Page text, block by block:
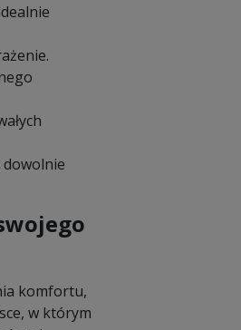
dowolnie
komfortu,
w którym